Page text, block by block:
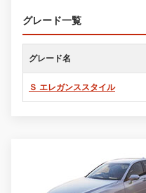
グレード一覧
グレード名
Ｓ エレガンススタイル